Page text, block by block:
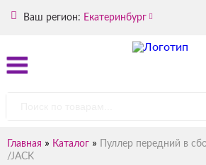
Ваш регион: Екатеринбург
Главная » Каталог »
Пуллер передний в
/JACK